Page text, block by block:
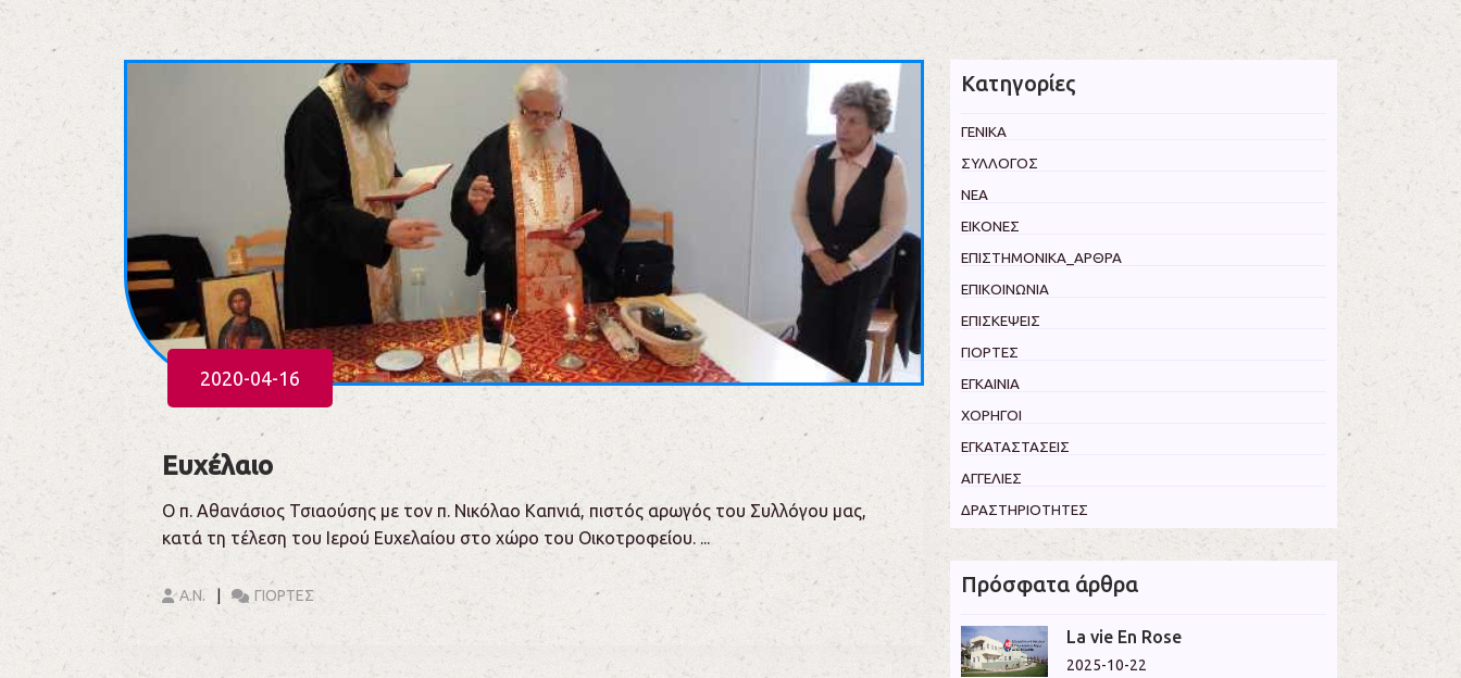
2020-04-16
Ευχέλαιο
Ο π. Αθανάσιος Τσιαούσης με τον π. Νικόλαο Καπνιά, πιστός αρωγός του Συλλόγου μας,
κατά τη τέλεση του Ιερού Ευχελαίου στο χώρο του Οικοτροφείου. ...
Α.Ν. ΓΙΟΡΤΕΣ
Κατηγορίες
ΓΕΝΙΚΑ
ΣΥΛΛΟΓΟΣ
ΝΕΑ
ΕΙΚΟΝΕΣ
ΕΠΙΣΤΗΜΟΝΙΚΑ_ΑΡΘΡΑ
ΕΠΙΚΟΙΝΩΝΙΑ
ΕΠΙΣΚΕΨΕΙΣ
ΓΙΟΡΤΕΣ
ΕΓΚΑΙΝΙΑ
ΧΟΡΗΓΟΙ
ΕΓΚΑΤΑΣΤΑΣΕΙΣ
ΑΓΓΕΛΙΕΣ
ΔΡΑΣΤΗΡΙΟΤΗΤΕΣ
Πρόσφατα άρθρα
La vie En Rose
2025-10-22